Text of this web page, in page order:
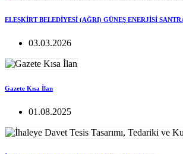
ELEŞKİRT BELEDİYESİ (AĞRI) GÜNEŞ ENERJİSİ
03.03.2026
Gazete Kısa İlan
01.08.2025